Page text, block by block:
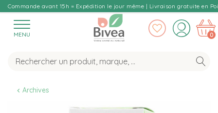
Commande avant 15h = Expédition le jour même | Livraison gratuite en
MENU 0
Archives